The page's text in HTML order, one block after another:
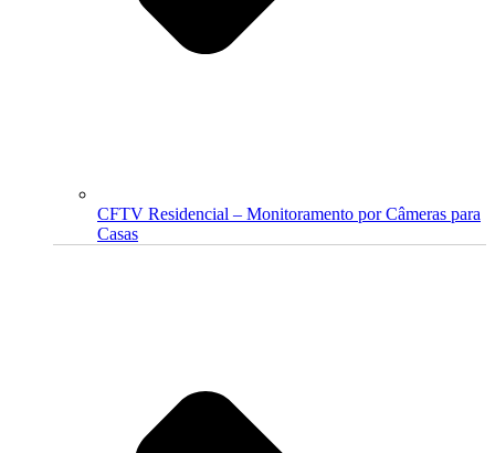
CFTV Residencial – Monitoramento por Câmeras para
Casas